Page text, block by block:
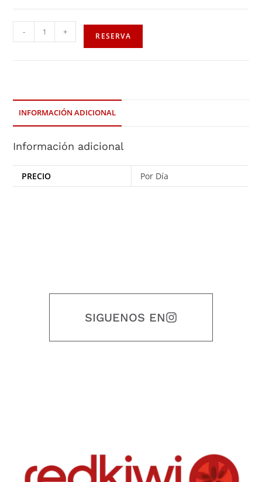
- + RESERVA
INFORMACIÓN ADICIONAL
Información adicional
PRECIO Por Día
SIGUENOS EN